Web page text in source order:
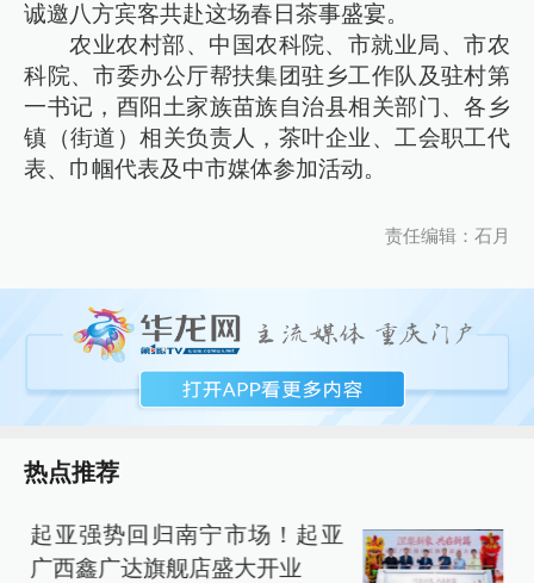
诚邀八方宾客共赴这场春日茶事盛宴。
农业农村部、中国农科院、市就业局、市农
科院、市委办公厅帮扶集团驻乡工作队及驻村第
一书记，酉阳土家族苗族自治县相关部门、各乡
镇（街道）相关负责人，茶叶企业、工会职工代
表、巾帼代表及中市媒体参加活动。
责任编辑：石月
热点推荐
起亚强势回归南宁市场！起亚
广西鑫广达旗舰店盛大开业